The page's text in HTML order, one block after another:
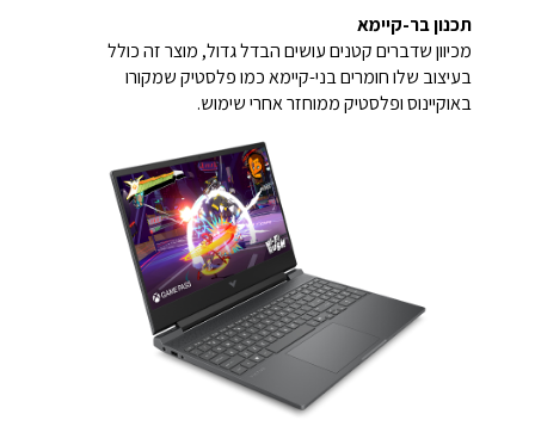
תכנון בר-קיימא
מכיוון שדברים קטנים עושים הבדל גדול, מוצר זה כולל
בעיצוב שלו חומרים בני-קיימא כמו פלסטיק שמקורו
באוקיינוס ופלסטיק ממוחזר אחרי שימוש.